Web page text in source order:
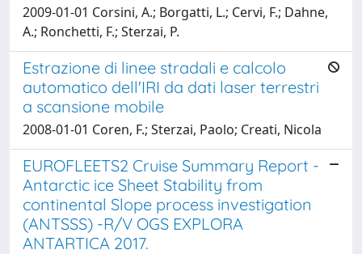
2009-01-01 Corsini, A.; Borgatti, L.; Cervi, F.; Dahne,
A.; Ronchetti, F.; Sterzai, P.
Estrazione di linee stradali e calcolo
automatico dell'IRI da dati laser terrestri
a scansione mobile
2008-01-01 Coren, F.; Sterzai, Paolo; Creati, Nicola
EUROFLEETS2 Cruise Summary Report -
Antarctic ice Sheet Stability from
continental Slope process investigation
(ANTSSS) -R/V OGS EXPLORA
ANTARTICA 2017.